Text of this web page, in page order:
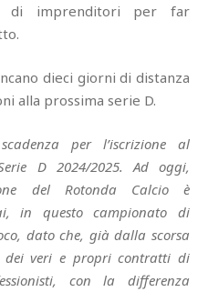
di imprenditori per far
dieci giorni di distanza
alla prossima serie D.
per l’iscrizione al
D 2024/2025. Ad oggi,
del Rotonda Calcio è
in questo campionato di
dato che, già dalla scorsa
dei veri e propri contratti di
con la differenza